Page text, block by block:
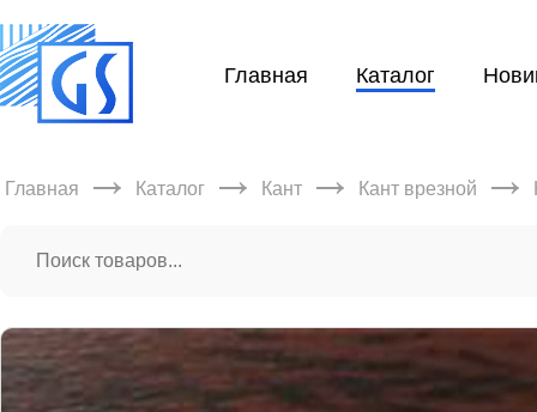
Главная Каталог
Главная → Каталог → Кант → Кант врезной →